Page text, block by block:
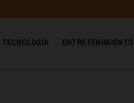
TECNOLOGÍA ENTRETENIMIENTO